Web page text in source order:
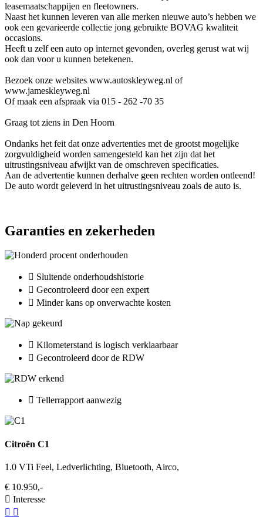
leasemaatschappijen en fleetowners.
Naast het kunnen leveren van alle merken nieuwe auto’s hebben we
ook een gevarieerde collectie jong gebruikte BOVAG kwaliteit
occasions.
Heeft u zelf een auto op internet gevonden, overleg gerust wat wij
ook dan voor u kunnen betekenen.
Bezoek onze websites www.autoskleyweg.nl of
www.jameskleyweg.nl
Of maak een afspraak via 015 - 262 -70 35
Graag tot ziens in Den Hoorn
Ondanks het feit dat onze advertenties met de grootst mogelijke
zorgvuldigheid worden samengesteld kan het zijn dat het
uitrustingsniveau afwijkt van de omschreven specificaties.
Aan de advertentie kunnen derhalve geen rechten worden ontleend!
De auto wordt geleverd in het uitrustingsniveau zoals de auto is.
Garanties en zekerheden
Sluitende onderhoudshistorie
Gecontroleerd door een expert
Minder kans op onverwachte kosten
Kilometerstand is logisch verklaarbaar
Gecontroleerd door de RDW
Tellerrapport aanwezig
Citroën C1
1.0 VTi Feel, Ledverlichting, Bluetooth, Airco,
€ 10.950,-
Interesse